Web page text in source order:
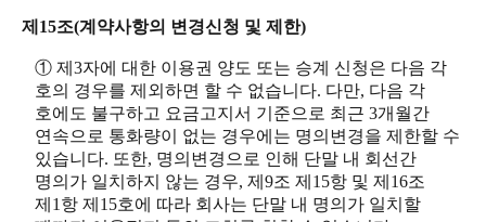
제15조(계약사항의 변경신청 및 제한)
① 제3자에 대한 이용권 양도 또는 승계 신청은 다음 각
호의 경우를 제외하면 할 수 없습니다. 다만, 다음 각
호에도 불구하고 요금고지서 기준으로 최근 3개월간
연속으로 통화량이 없는 경우에는 명의변경을 제한할 수
있습니다. 또한, 명의변경으로 인해 단말 내 회선간
명의가 일치하지 않는 경우, 제9조 제15항 및 제16조
제1항 제15호에 따라 회사는 단말 내 명의가 일치할